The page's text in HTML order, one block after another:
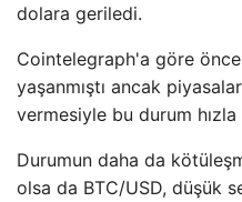
dolara geriledi.
Cointelegraph'a göre
yaşanmıştı ancak
vermesiyle bu durum hızla
Durumun daha da
olsa da BTC/USD, düşük